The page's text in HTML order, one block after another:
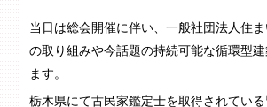
当日は総会開催に伴い、一般社団法人住
の取り組みや今話題の持続可能な循環型
ます。
栃木県にて古民家鑑定士を取得されてい